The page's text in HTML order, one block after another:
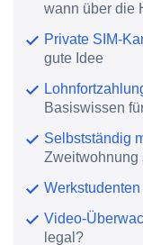
wann über die
Private SIM-
gute Idee
Basiswissen
Selbstständig
Zweitwohnung
Video-
legal?